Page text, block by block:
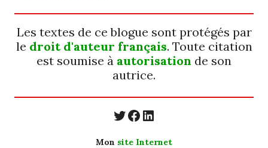
Les textes de ce blogue sont protégés par
le droit d'auteur français. Toute citation
est soumise à autorisation de son
autrice.
https://twitter.com/
https://
https://www.linkedin.com/in/cecyle-jung-cyjung/
Mon site Internet